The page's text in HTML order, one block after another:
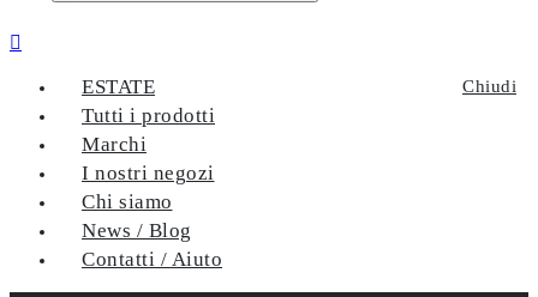

Chiudi
ESTATE
Tutti i prodotti
Marchi
I nostri negozi
Chi siamo
News / Blog
Contatti / Aiuto